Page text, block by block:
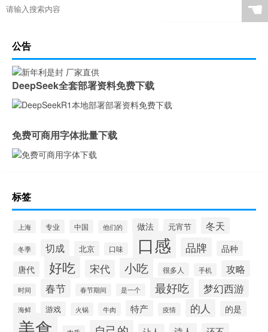
☚
公告
DeepSeek全套部署资料免费下载
免费可商用字体批量下载
标签
上海 专业 中国 他们的 做法 元宵节 冬天
冬季 切成 北京 口味 口感 品牌
品种
唐代
好吃 宋代 小吃 很多人 手机 攻略
时间 春节 春节期间 是一个 最好吃 梦幻西游
海鲜 游戏 火锅 牛肉 特产 疫情 的人 的是